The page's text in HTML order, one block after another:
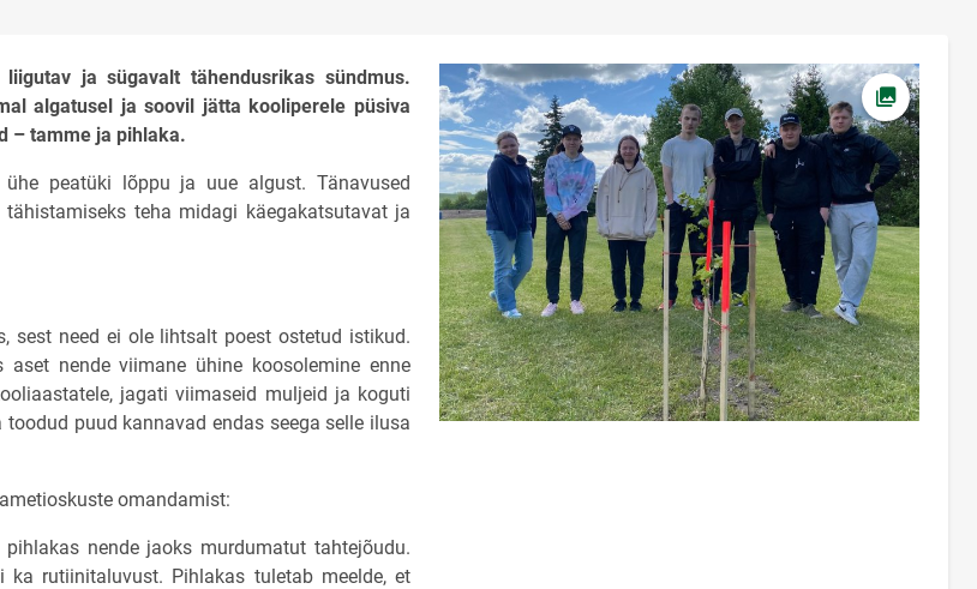
ja sügavalt tähendusrikas sündmus.
algatusel ja soovil jätta kooliperele püsiva
– tamme ja pihlaka.
peatüki lõppu ja uue algust. Tänavused
teha midagi käegakatsutavat ja
sest need ei ole lihtsalt poest ostetud istikud.
nende viimane ühine koosolemine enne
jagati viimaseid muljeid ja koguti
puud kannavad endas seega selle ilusa
omandamist:
nende jaoks murdumatut tahtejõudu.
rutiinitaluvust. Pihlakas tuletab meelde, et
Ava foto